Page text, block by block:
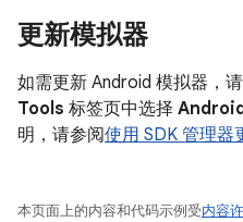
更新模拟器
如需更新 Android 模拟器，
Tools 标签页中选择
明，请参阅使用 SDK 管理器
本页面上的内容和代码示例受内容